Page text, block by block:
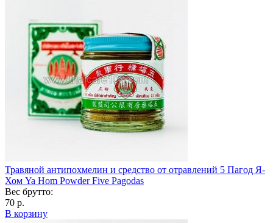
Травяной антипохмелин и средство от отравлений 5 Пагод Я-
Хом Ya Hom Powder Five Pagodas
Вес брутто:
70 р.
В корзину